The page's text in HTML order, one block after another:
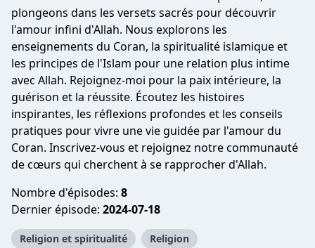
plongeons dans les versets sacrés pour découvrir
l'amour infini d'Allah. Nous explorons les
enseignements du Coran, la spiritualité islamique et
les principes de l'Islam pour une relation plus intime
avec Allah. Rejoignez-moi pour la paix intérieure, la
guérison et la réussite. Écoutez les histoires
inspirantes, les réflexions profondes et les conseils
pratiques pour vivre une vie guidée par l'amour du
Coran. Inscrivez-vous et rejoignez notre communauté
de cœurs qui cherchent à se rapprocher d'Allah.
Nombre d'épisodes: 8
Dernier épisode: 2024-07-18
Religion et spiritualité Religion